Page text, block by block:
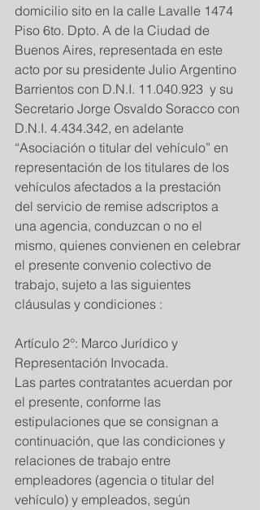
domicilio sito en la calle Lavalle 1474
Piso 6to. Dpto. A de la Ciudad de
Buenos Aires, representada en este
acto por su presidente Julio Argentino
Barrientos con D.N.I. 11.040.923  y su
Secretario Jorge Osvaldo Soracco con
D.N.I. 4.434.342, en adelante
“Asociación o titular del vehículo” en
representación de los titulares de los
vehículos afectados a la prestación
del servicio de remise adscriptos a
una agencia, conduzcan o no el
mismo, quienes convienen en celebrar
el presente convenio colectivo de
trabajo, sujeto a las siguientes
cláusulas y condiciones :
Artículo 2°: Marco Jurídico y
Representación Invocada.
Las partes contratantes acuerdan por
el presente, conforme las
estipulaciones que se consignan a
continuación, que las condiciones y
relaciones de trabajo entre
empleadores (agencia o titular del
vehículo) y empleados, según